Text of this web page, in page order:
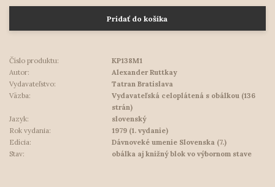
Pridať do košíka
Číslo produktu:
KP138M1
Autor:
Alexander Ruttkay
Vydavateľstvo:
Tatran Bratislava
Väzba:
Vydavateľská celoplátená s obálkou (136
strán)
Jazyk:
slovenský
Rok vydania:
1979 (1. vydanie)
Edícia:
Dávnoveké umenie Slovenska (7.)
Stav:
obálka aj knižný blok vo výbornom stave